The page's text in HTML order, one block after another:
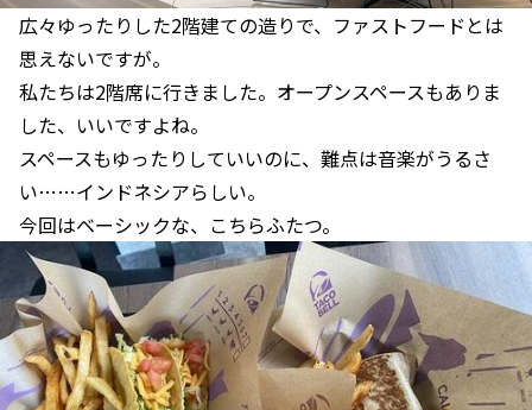
広々ゆったりした2階建ての造りで、ファストフードとは
思えないですが。
私たちは2階席に行きました。オープンスペースもありま
した、いいですよね。
スペースもゆったりしていいのに、難点は音楽がうるさ
い……インドネシアらしい。
今回はベーシックな、こちらふたつ。